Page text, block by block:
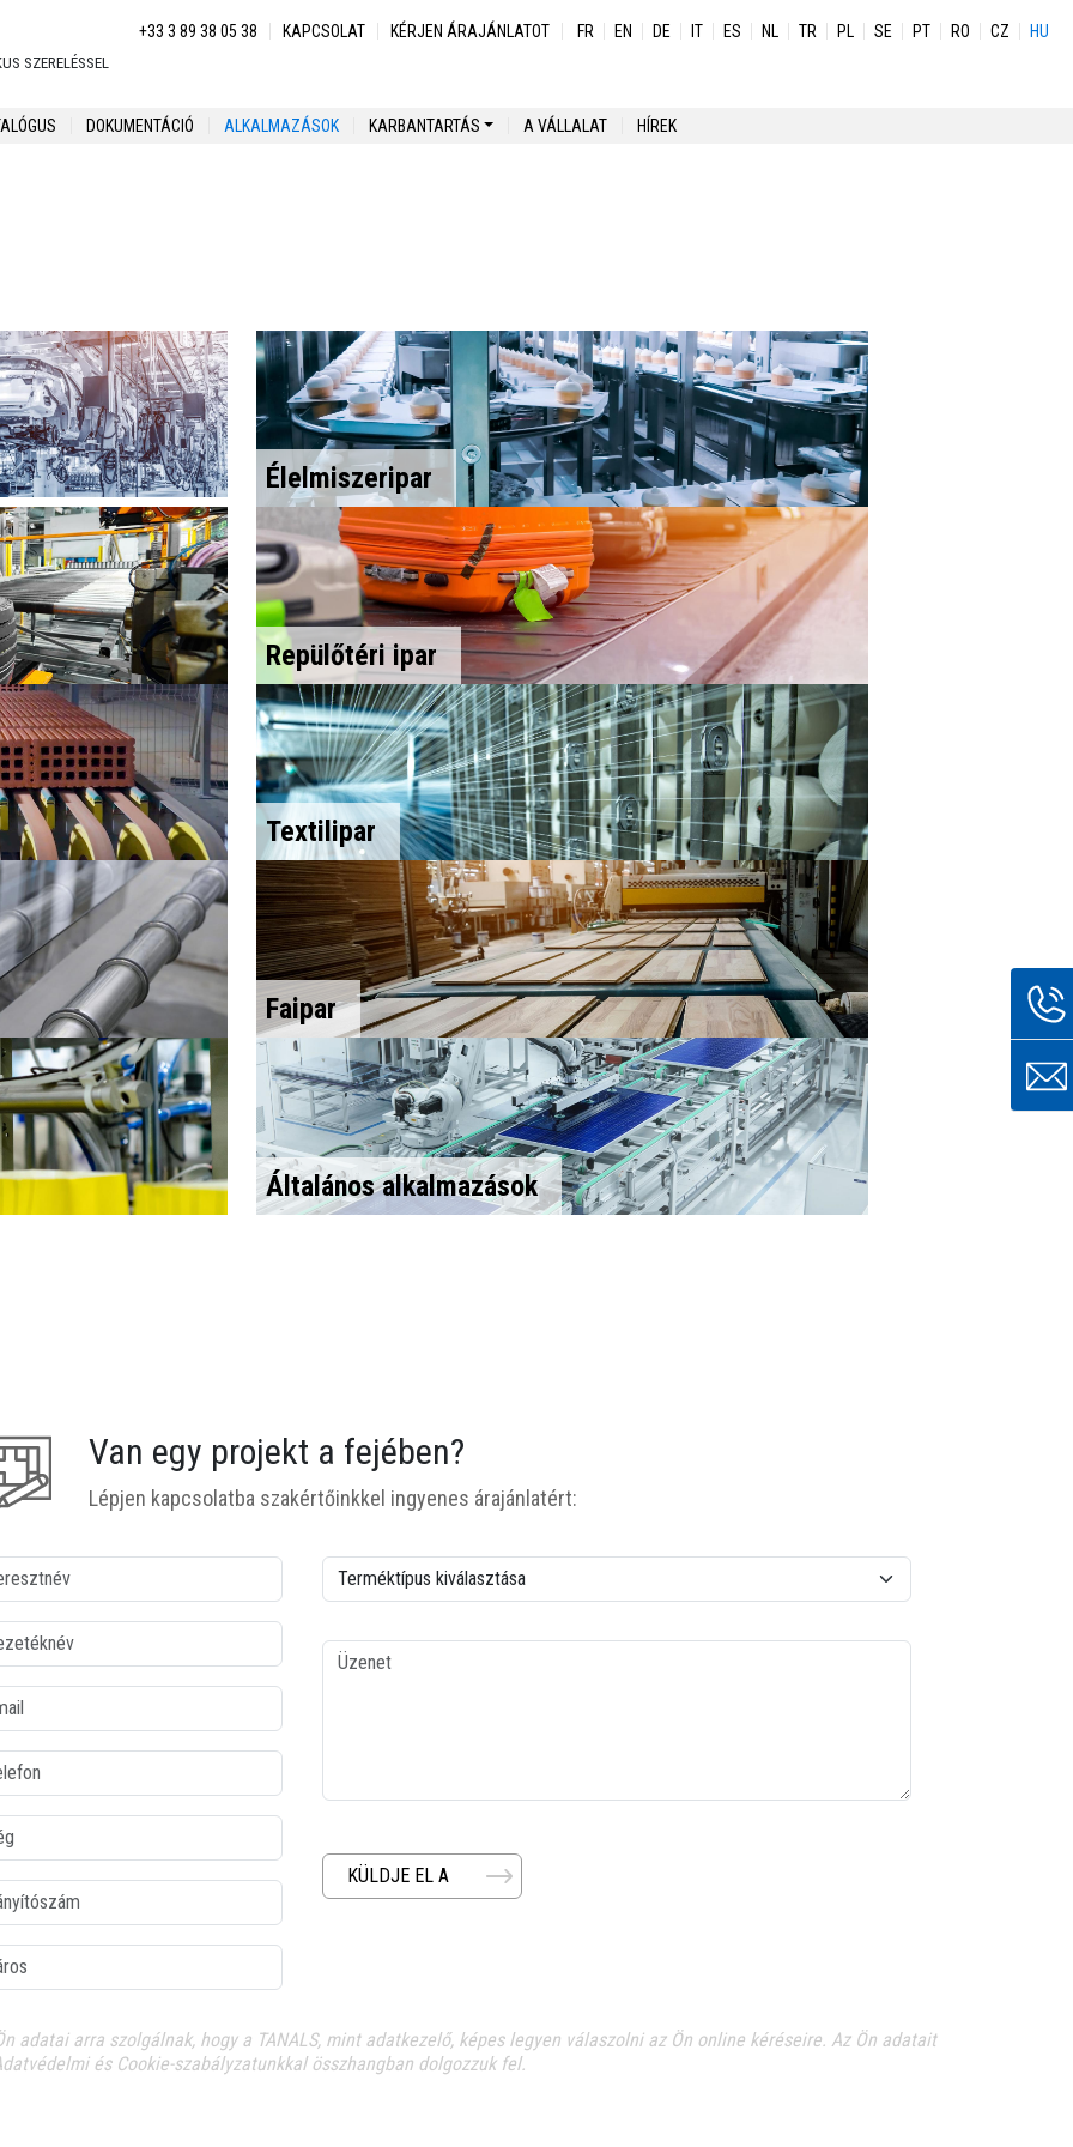
Menu secondaire
+33 3 89 38 05 38 KAPCSOLAT KÉRJEN ÁRAJÁNLATOT FR EN DE IT ES NL TR PL SE PT RO CZ HU
SZERELÉSSEL
DOKUMENTÁCIÓ ALKALMAZÁSOK KARBANTARTÁS A VÁLLALAT HÍREK
Élelmiszeripar
Repülőtéri ipar
Textilipar
Faipar
Általános alkalmazások
Van egy projekt a fejében?
Lépjen kapcsolatba szakértőinkkel ingyenes árajánlatért:
colonne2
A termék típusa
Üzenet
KÜLDJE EL A
adatai arra szolgálnak, hogy a TANALS, mint adatkezelő, képes legyen válaszolni az Ön online kéréseire. Az Ön adatait
és Cookie-szabályzatunkkal összhangban dolgozzuk fel.